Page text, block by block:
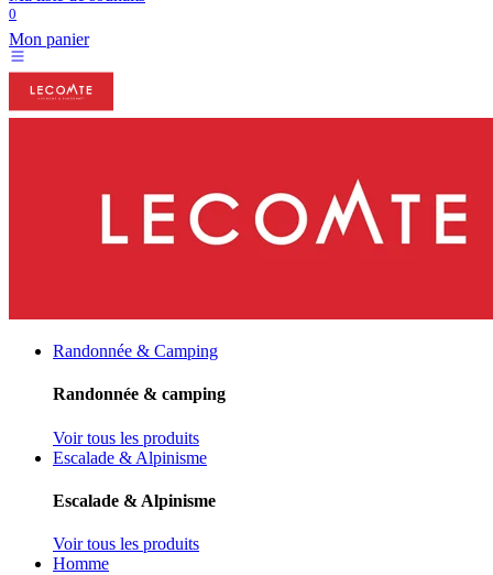
0
Mon panier
Randonnée & Camping
Randonnée & camping
Voir tous les produits
Escalade & Alpinisme
Escalade & Alpinisme
Voir tous les produits
Homme